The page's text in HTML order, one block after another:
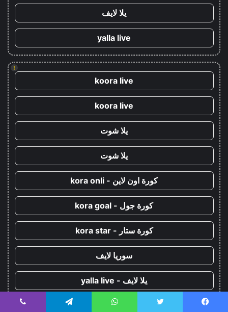
يلا لايف
yalla live
!
koora live
koora live
يلا شوت
يلا شوت
كورة اون لاين - kora onli
كورة جول - kora goal
كورة ستار - kora star
سوريا لايف
يلا لايف - yalla live
يلا كورة - yallakora